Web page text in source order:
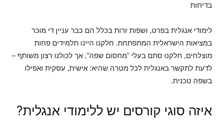
בדיחות
לימודי אנגלית בפרט, ושפות זרות בכלל הם כבר עניין די מוכר
במציאות הישראלית המתפתחת. חלקנו היינו תלמידים פחות
מוצלחים, חלקנו סתם בעלי "מחסום שפה", אך לכולנו רצון משותף –
לדעת לתקשר באנגלית לכל מטרה שהיא: אישית, עסקית ואפילו
בשפה טכנית.
איזה סוגי קורסים יש ללימודי אנגלית?